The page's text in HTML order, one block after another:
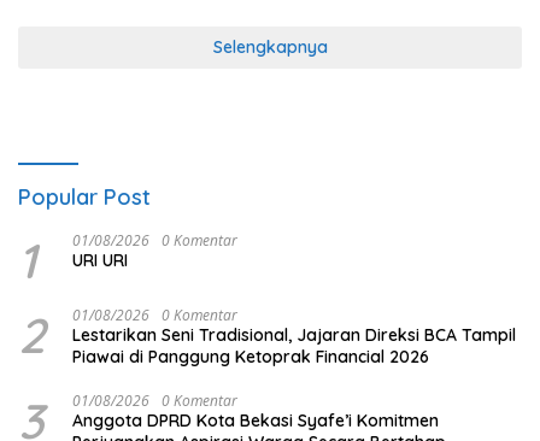
Selengkapnya
Popular Post
1 01/08/2026 0 Komentar
URI URI
2 01/08/2026 0 Komentar
Lestarikan Seni Tradisional, Jajaran Direksi BCA Tampil
Piawai di Panggung Ketoprak Financial 2026
3 01/08/2026 0 Komentar
Anggota DPRD Kota Bekasi Syafe’i Komitmen